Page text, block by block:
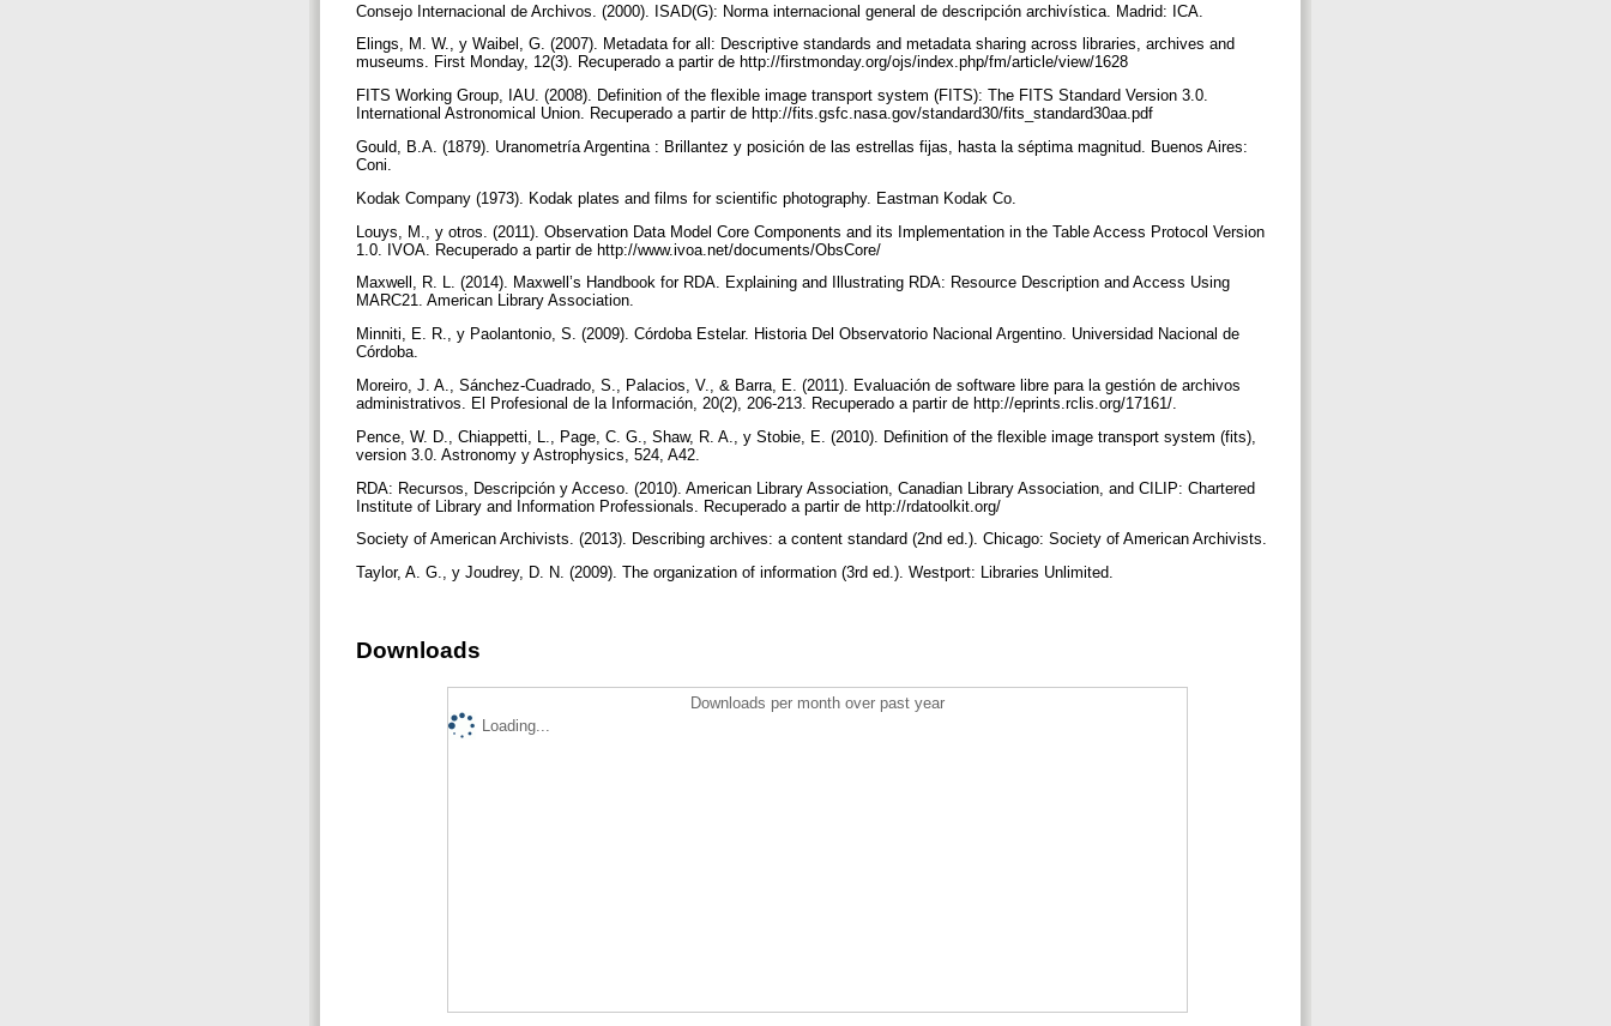
Consejo Internacional de Archivos. (2000). ISAD(G): Norma internacional general de descripción archivística. Madrid: ICA.
Elings, M. W., y Waibel, G. (2007). Metadata for all: Descriptive standards and metadata sharing across libraries, archives and
museums. First Monday, 12(3). Recuperado a partir de http://firstmonday.org/ojs/index.php/fm/article/view/1628
FITS Working Group, IAU. (2008). Definition of the flexible image transport system (FITS): The FITS Standard Version 3.0.
International Astronomical Union. Recuperado a partir de http://fits.gsfc.nasa.gov/standard30/fits_standard30aa.pdf
Gould, B.A. (1879). Uranometría Argentina : Brillantez y posición de las estrellas fijas, hasta la séptima magnitud. Buenos Aires:
Coni.
Kodak Company (1973). Kodak plates and films for scientific photography. Eastman Kodak Co.
Louys, M., y otros. (2011). Observation Data Model Core Components and its Implementation in the Table Access Protocol Version
1.0. IVOA. Recuperado a partir de http://www.ivoa.net/documents/ObsCore/
Maxwell, R. L. (2014). Maxwell’s Handbook for RDA. Explaining and Illustrating RDA: Resource Description and Access Using
MARC21. American Library Association.
Minniti, E. R., y Paolantonio, S. (2009). Córdoba Estelar. Historia Del Observatorio Nacional Argentino. Universidad Nacional de
Córdoba.
Moreiro, J. A., Sánchez-Cuadrado, S., Palacios, V., & Barra, E. (2011). Evaluación de software libre para la gestión de archivos
administrativos. El Profesional de la Información, 20(2), 206-213. Recuperado a partir de http://eprints.rclis.org/17161/.
Pence, W. D., Chiappetti, L., Page, C. G., Shaw, R. A., y Stobie, E. (2010). Definition of the flexible image transport system (fits),
version 3.0. Astronomy y Astrophysics, 524, A42.
RDA: Recursos, Descripción y Acceso. (2010). American Library Association, Canadian Library Association, and CILIP: Chartered
Institute of Library and Information Professionals. Recuperado a partir de http://rdatoolkit.org/
Society of American Archivists. (2013). Describing archives: a content standard (2nd ed.). Chicago: Society of American Archivists.
Taylor, A. G., y Joudrey, D. N. (2009). The organization of information (3rd ed.). Westport: Libraries Unlimited.
Downloads
Downloads per month over past year
Loading...